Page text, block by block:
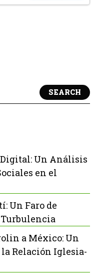
SEARCH
Un Análisis
en el
Un Faro de
Turbulencia
a México: Un
la Relación Iglesia-